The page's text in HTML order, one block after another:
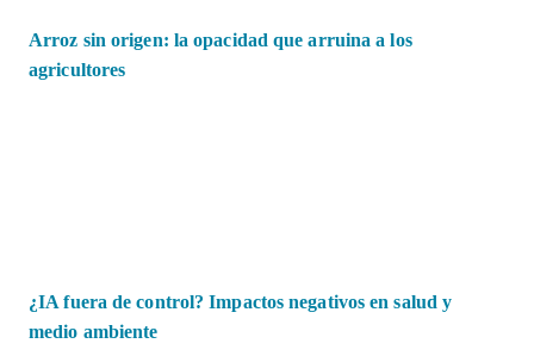
Arroz sin origen: la opacidad que arruina a los
agricultores
¿IA fuera de control? Impactos negativos en salud y
medio ambiente